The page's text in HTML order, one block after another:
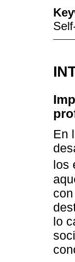
En
los
lo